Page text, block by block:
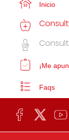
Inicio
¡Me
Faqs